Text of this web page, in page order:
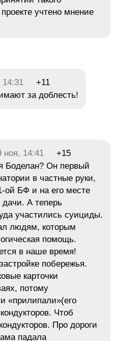
учтено мнение
14:31
+11
за доблесть!
ноя, 14:41
+15
Боделан? Он первый
в частные руки,
ой БФ и на его месте
А теперь
участились суициды.
людям, которым
помощь.
в наше время!
побережья.
карточки
потому
«прилипали»(его
Чтоб
Про дороги
падала